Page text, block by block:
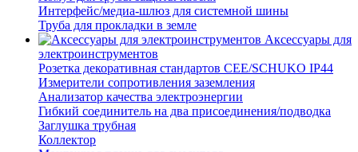
Интерфейс/медиа-шлюз для системной шины
Труба для прокладки в земле
Аксессуары для
электроинструментов
Розетка декоративная стандартов CEE/SCHUKO IP44
Измерители сопротивления заземления
Анализатор качества электроэнергии
Гибкий соединитель на два присоединения/подводка
Заглушка трубная
Коллектор